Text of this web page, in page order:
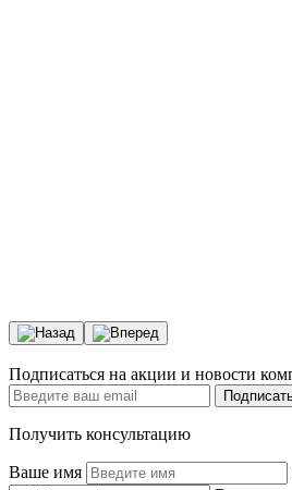
Подписаться на акции и новости
Получить консультацию
Ваше имя